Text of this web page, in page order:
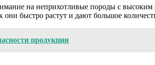
на неприхотливые породы с
быстро растут и дают большое
продукции